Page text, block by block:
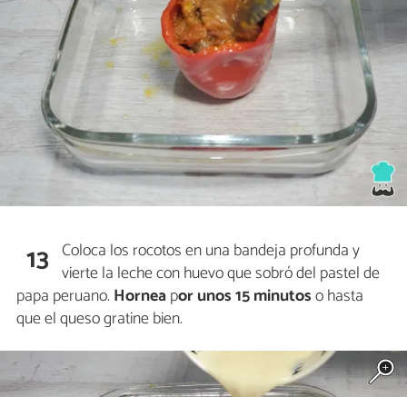
13 Coloca los rocotos en una bandeja profunda y
vierte la leche con huevo que sobró del pastel de
papa peruano. Horneapor unos 15 minutoso hasta
que el queso gratine bien.